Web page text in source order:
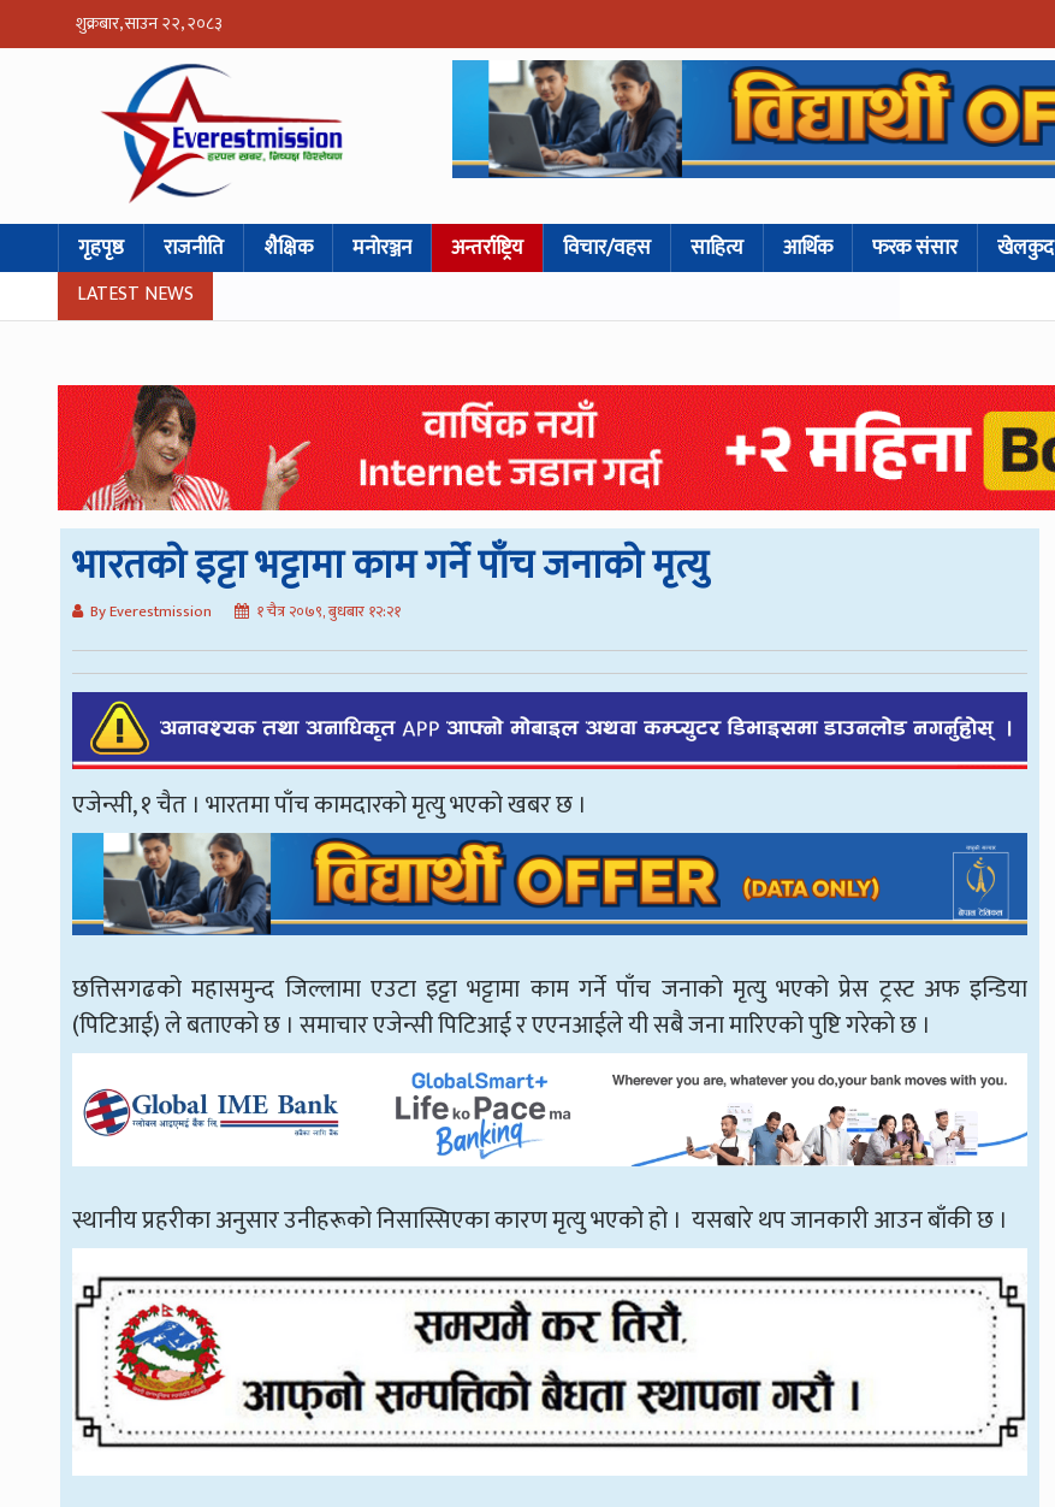
शुक्रबार, साउन २२, २०८३
गृहपृष्ठ राजनीति शैक्षिक मनोरञ्जन अन्तर्राष्ट्रिय विचार/वहस साहित्य आर्थिक फरक संसार खेलकुद
LATEST NEWS
भारतको इट्टा भट्टामा काम गर्ने पाँच जनाको मृत्यु
By Everestmission १ चैत्र २०७९, बुधबार १२:२१
एजेन्सी, १ चैत । भारतमा पाँच कामदारको मृत्यु भएको खबर छ ।
छत्तिसगढको महासमुन्द जिल्लामा एउटा इट्टा भट्टामा काम गर्ने पाँच जनाको मृत्यु भएको प्रेस ट्रस्ट अफ इन्डिया
(पिटिआई) ले बताएको छ । समाचार एजेन्सी पिटिआई र एएनआईले यी सबै जना मारिएको पुष्टि गरेको छ ।
स्थानीय प्रहरीका अनुसार उनीहरूको निसास्सिएका कारण मृत्यु भएको हो । यसबारे थप जानकारी आउन बाँकी छ ।